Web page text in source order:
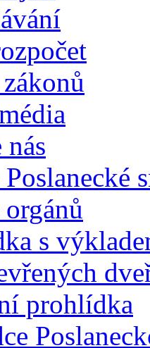
Poslanecké
orgánů
s
prohlídka